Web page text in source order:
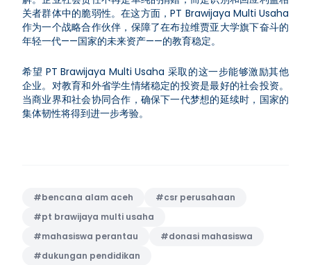
关者群体中的脆弱性。在这方面，PT Brawijaya Multi Usaha
作为一个战略合作伙伴，保障了在布拉维贾亚大学旗下奋斗的
年轻一代——国家的未来资产——的教育稳定。
希望 PT Brawijaya Multi Usaha 采取的这一步能够激励其他
企业。对教育和外省学生情绪稳定的投资是最好的社会投资。
当商业界和社会协同合作，确保下一代梦想的延续时，国家的
集体韧性将得到进一步考验。
#bencana alam aceh #csr perusahaan
#pt brawijaya multi usaha
#mahasiswa perantau #donasi mahasiswa
#dukungan pendidikan